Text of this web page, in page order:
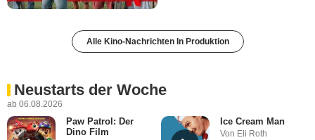
Alle Kino-Nachrichten In Produktion
Neustarts der Woche
ab 06.08.2026
Paw Patrol: Der
Dino Film
Ice Cream Man
Von Eli Roth